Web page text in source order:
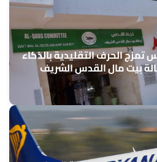
الحرف التقليدية بالذكاء
بيت مال القدس الشريف